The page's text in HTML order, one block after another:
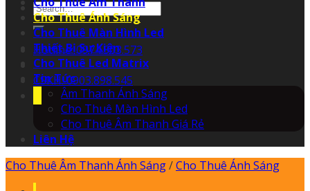
Search
for:
Hotline: 0974.503.573
CSKH: 0903.898.545
Cho Thuê Ánh Sáng
Cho Thuê Màn Hình Led
Thiết Bị Sự Kiện
Cho Thuê Led Matrix
Tin Tức
Âm Thanh Ánh Sáng
Cho Thuê Màn Hình Led
Cho Thuê Âm Thanh Giá Rẻ
Liên Hệ
Cho Thuê Âm Thanh Ánh Sáng/Cho Thuê Ánh Sáng